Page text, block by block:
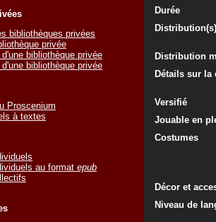
bibliothèques privées
privée
bibliothèque privée
bibliothèque privée
Proscenium
à textes
au format epub
Durée
Distribution(s)
Distribution
Détails sur
Versifié
Jouable en
Costumes
Décor et
Niveau de